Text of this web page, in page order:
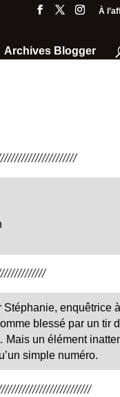
À
Archives Blogger
enquêtrice
blessé par un tir
un élément
simple numéro.